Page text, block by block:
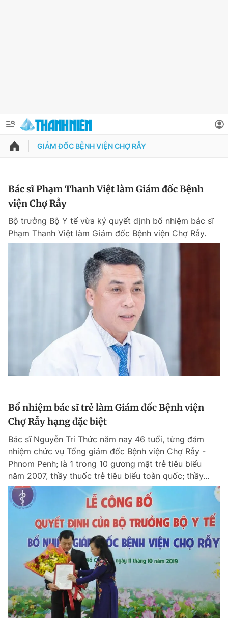
QUẢNG CÁO ĐẶT BÁO
Chuyên mục khác
Tin 24h
Tin 360
Magazine
Sản phẩm khác
Thông tin tòa soạn Liên hệ quảng cáo
Đọc Thanh Niên trên điện thoại
Theo dõi báo trên
0906 645 777
Liên hệ quảng cáo
0908 780 404
Đặt báo Quảng cáo RSS Tòa soạn Chính sách bảo
Thông tin tài khoản
Đổi mật khẩu
Tin đã lưu
GIÁM ĐỐC BỆNH VIỆN CHỢ RẪY
Bác sĩ Phạm Thanh Việt làm Giám đốc Bệnh
viện Chợ Rẫy
Bộ trưởng Bộ Y tế vừa ký quyết định bổ nhiệm bác sĩ
Phạm Thanh Việt làm Giám đốc Bệnh viện Chợ Rẫy.
Bổ nhiệm bác sĩ trẻ làm Giám đốc Bệnh viện
Chợ Rẫy hạng đặc biệt
Bác sĩ Nguyễn Tri Thức năm nay 46 tuổi, từng đảm
nhiệm chức vụ Tổng giám đốc Bệnh viện Chợ Rẫy -
Phnom Penh; là 1 trong 10 gương mặt trẻ tiêu biểu
năm 2007, thầy thuốc trẻ tiêu biểu toàn quốc; thầy...